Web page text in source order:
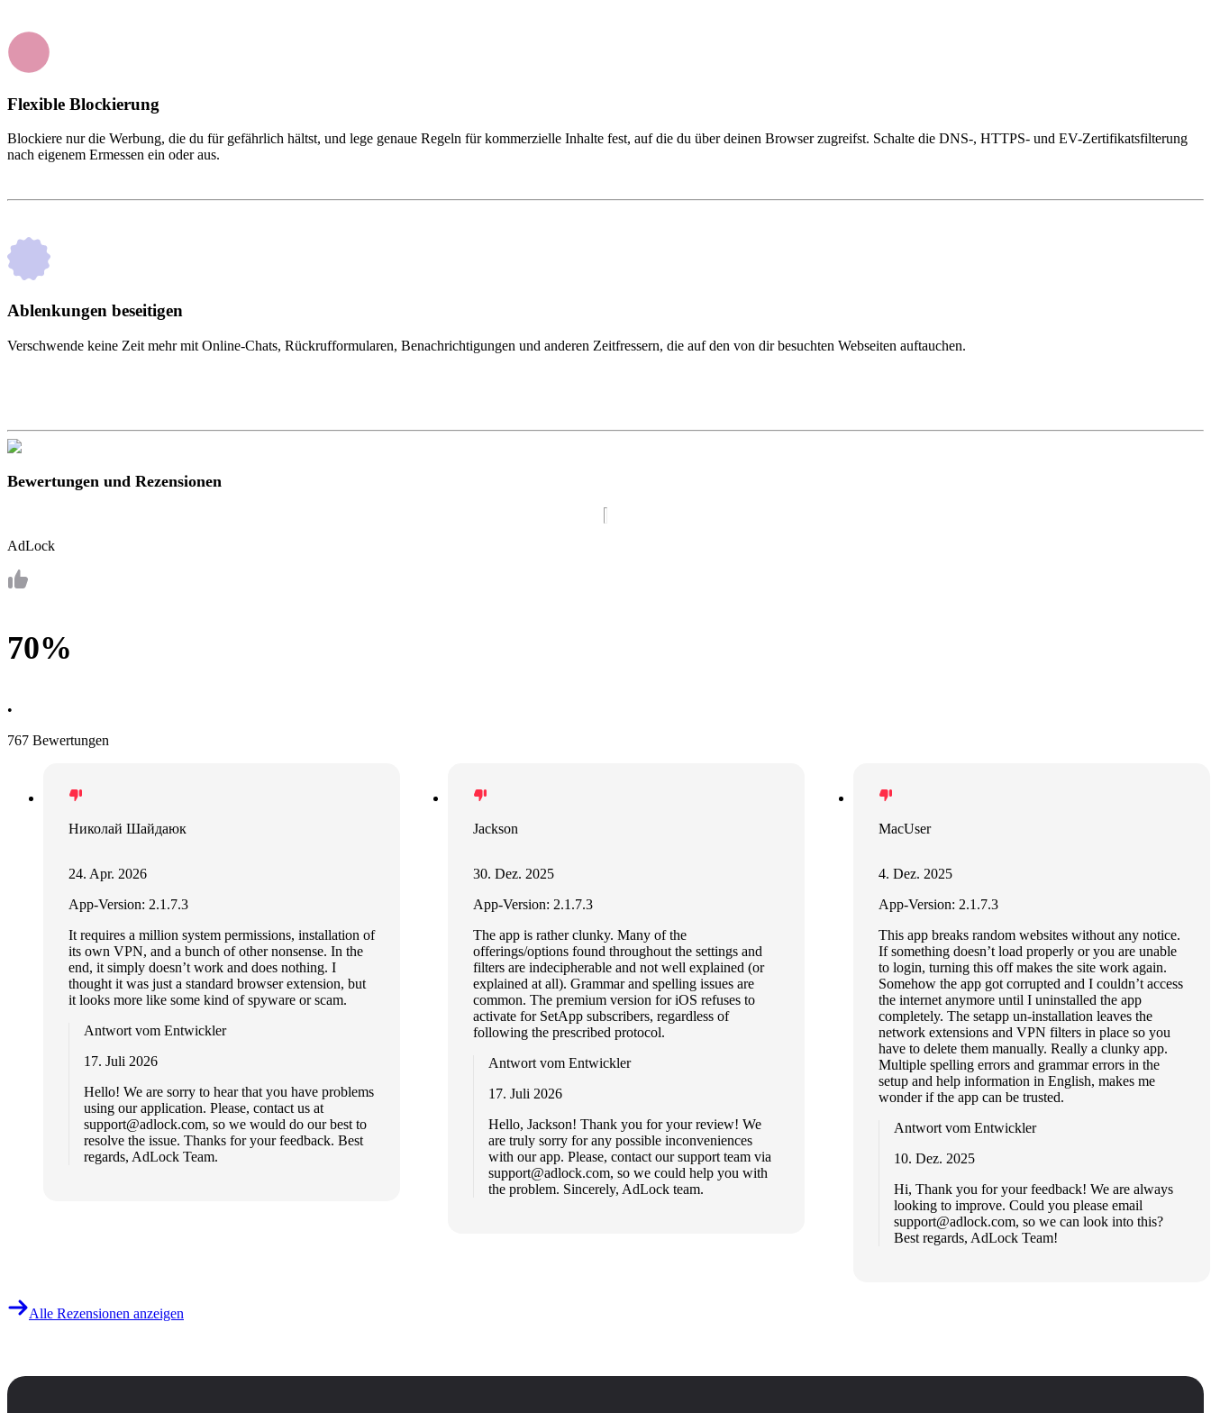
Flexible Blockierung
Blockiere nur die Werbung, die du für gefährlich hältst, und lege genaue Regeln für kommerzielle Inhalte fest, auf die du über deinen Browser zugreifst. Schalte die DNS-, HTTPS- und EV-Zertifikatsfilterung
nach eigenem Ermessen ein oder aus.
Ablenkungen beseitigen
Verschwende keine Zeit mehr mit Online-Chats, Rückrufformularen, Benachrichtigungen und anderen Zeitfressern, die auf den von dir besuchten Webseiten auftauchen.
Bewertungen und Rezensionen
AdLock
70%
•
767 Bewertungen
Николай Шайдаюк
24. Apr. 2026
App-Version: 2.1.7.3
It requires a million system permissions, installation of
its own VPN, and a bunch of other nonsense. In the
end, it simply doesn’t work and does nothing. I
thought it was just a standard browser extension, but
it looks more like some kind of spyware or scam.
Antwort vom Entwickler
17. Juli 2026
Hello! We are sorry to hear that you have problems
using our application. Please, contact us at
support@adlock.com, so we would do our best to
resolve the issue. Thanks for your feedback. Best
regards, AdLock Team.
Jackson
30. Dez. 2025
App-Version: 2.1.7.3
The app is rather clunky. Many of the
offerings/options found throughout the settings and
filters are indecipherable and not well explained (or
explained at all). Grammar and spelling issues are
common. The premium version for iOS refuses to
activate for SetApp subscribers, regardless of
following the prescribed protocol.
Antwort vom Entwickler
17. Juli 2026
Hello, Jackson! Thank you for your review! We
are truly sorry for any possible inconveniences
with our app. Please, contact our support team via
support@adlock.com, so we could help you with
the problem. Sincerely, AdLock team.
MacUser
4. Dez. 2025
App-Version: 2.1.7.3
This app breaks random websites without any notice.
If something doesn’t load properly or you are unable
to login, turning this off makes the site work again.
Somehow the app got corrupted and I couldn’t access
the internet anymore until I uninstalled the app
completely. The setapp un-installation leaves the
network extensions and VPN filters in place so you
have to delete them manually. Really a clunky app.
Multiple spelling errors and grammar errors in the
setup and help information in English, makes me
wonder if the app can be trusted.
Antwort vom Entwickler
10. Dez. 2025
Hi, Thank you for your feedback! We are always
looking to improve. Could you please email
support@adlock.com, so we can look into this?
Best regards, AdLock Team!
Alle Rezensionen anzeigen